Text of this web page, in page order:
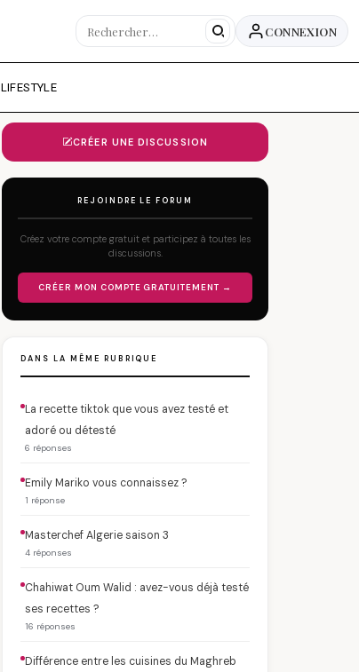
CONNEXION
LIFESTYLE
CRÉER UNE DISCUSSION
REJOINDRE LE FORUM
Créez votre compte gratuit et participez à toutes les
discussions.
CRÉER MON COMPTE GRATUITEMENT →
DANS LA MÊME RUBRIQUE
La recette tiktok que vous avez testé et
adoré ou détesté
6 réponses
Emily Mariko vous connaissez ?
1 réponse
Masterchef Algerie saison 3
4 réponses
Chahiwat Oum Walid : avez-vous déjà testé
ses recettes ?
16 réponses
Différence entre les cuisines du Maghreb